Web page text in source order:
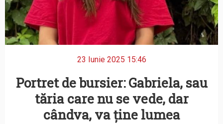
23 Iunie 2025 15:46
Portret de bursier: Gabriela, sau
tăria care nu se vede, dar
cândva, va ține lumea